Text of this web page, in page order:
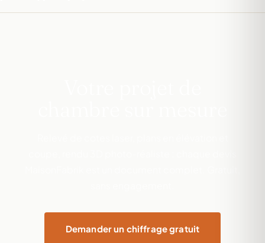
Demander un chiffrage gratuit